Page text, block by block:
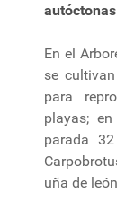
En el
se
para
playas;
parada
uña de